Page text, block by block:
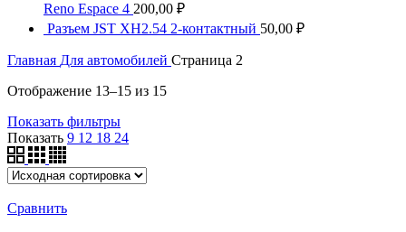
Reno Espace 4 200,00 ₽
Разъем JST XH2.54 2-контактный 50,00 ₽
Главная Для автомобилей Страница 2
Отображение 13–15 из 15
Показать фильтры
Показать 9 12 18 24
Сравнить